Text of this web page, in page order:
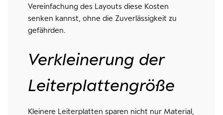
Vereinfachung des Layouts diese Kosten
senken kannst, ohne die Zuverlässigkeit zu
gefährden.
Verkleinerung der
Leiterplattengröße
Kleinere Leiterplatten sparen nicht nur Material,